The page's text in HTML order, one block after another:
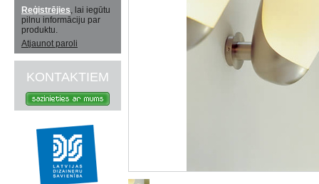
Reģistrējies, lai iegūtu
pilnu informāciju par
produktu.
Atjaunot paroli
KONTAKTIEM